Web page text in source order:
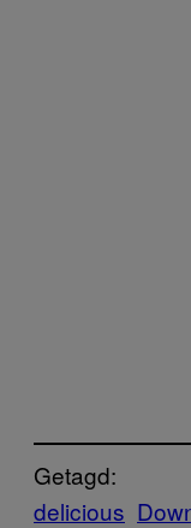
Getagd:
delicious